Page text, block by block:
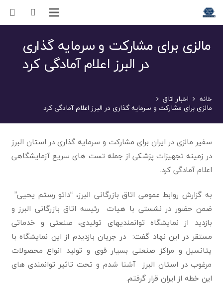
مالزی برای مشارکت و سرمایه گذاری
در البرز اعلام آمادگی کرد
خانه اخبار اتاق
مالزی برای مشارکت و سرمایه گذاری در البرز اعلام آمادگی کرد
سفیر مالزی در ایران برای مشارکت و سرمایه گذاری در استان البرز
در زمینه تجهیزات پزشکی از جمله تست های سریع آزمایشگاهی
اعلام آمادگی کرد.
به گزارش روابط عمومی اتاق بازرگانی البرز، “داتو رستم یحیی”
ضمن حضور در نشستی با هیات رئیسه اتاق بازرگانی البرز و
بازدید از نمایشگاه توانمندیهای تولیدی، صنعتی و خدماتی
مستقر در این نهاد گفت: در جریان بازدیدم از این نمایشگاه با
پتانسیل و مراکز صنعتی بسیار قوی و تولید انواع محصولات
مرغوب در استان البرز آشنا شدم و تحت تاثیر توانمندی های
این خطه از ایران قرار گرفتم.